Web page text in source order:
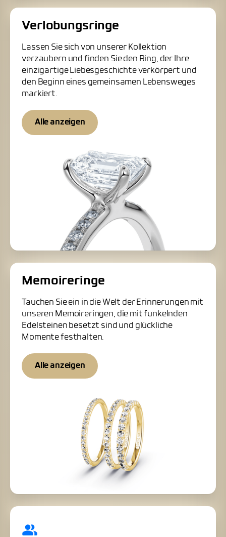
Verlobungsringe
Lassen Sie sich von unserer Kollektion
verzaubern und finden Sie den Ring, der Ihre
einzigartige Liebesgeschichte verkörpert und
den Beginn eines gemeinsamen Lebensweges
markiert.
Alle anzeigen
Memoireringe
Tauchen Sie ein in die Welt der Erinnerungen mit
unseren Memoireringen, die mit funkelnden
Edelsteinen besetzt sind und glückliche
Momente festhalten.
Alle anzeigen